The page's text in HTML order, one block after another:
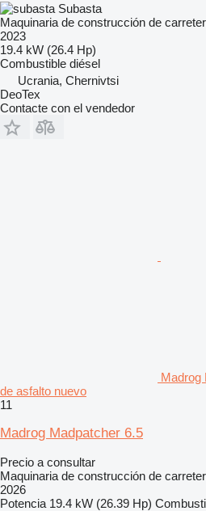
Subasta
Maquinaria de construcción de
2023
19.4 kW (26.4 Hp)
Combustible diésel
Ucrania, Chernivtsi
DeoTex
Contacte con el vendedor
Madrog
de asfalto nuevo
11
Madrog Madpatcher 6.5
Precio a consultar
Maquinaria de construcción de
2026
Potencia 19.4 kW (26.39 Hp)